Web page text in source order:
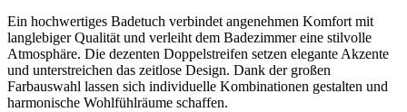
Ein hochwertiges Badetuch verbindet angenehmen Komfort mit
langlebiger Qualität und verleiht dem Badezimmer eine stilvolle
Atmosphäre. Die dezenten Doppelstreifen setzen elegante Akzente
und unterstreichen das zeitlose Design. Dank der großen
Farbauswahl lassen sich individuelle Kombinationen gestalten und
harmonische Wohlfühlräume schaffen.